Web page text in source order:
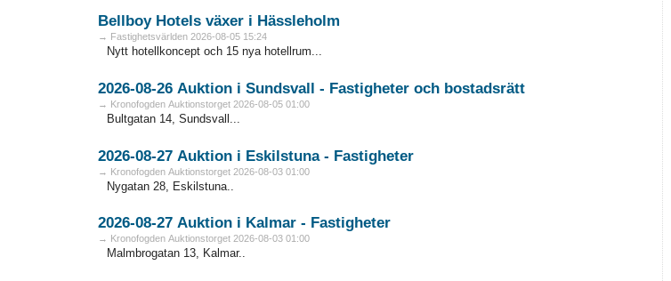
Bellboy Hotels växer i Hässleholm
→ Fastighetsvärlden 2026-08-05 15:24
Nytt hotellkoncept och 15 nya hotellrum...
2026-08-26 Auktion i Sundsvall - Fastigheter och bostadsrätt
→ Kronofogden Auktionstorget 2026-08-05 01:00
Bultgatan 14, Sundsvall...
2026-08-27 Auktion i Eskilstuna - Fastigheter
→ Kronofogden Auktionstorget 2026-08-03 01:00
Nygatan 28, Eskilstuna..
2026-08-27 Auktion i Kalmar - Fastigheter
→ Kronofogden Auktionstorget 2026-08-03 01:00
Malmbrogatan 13, Kalmar..